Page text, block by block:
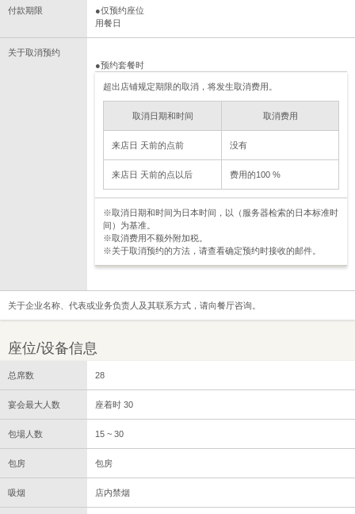
付款期限
●仅预约座位
用餐日
关于取消预约
●预约套餐时
超出店铺规定期限的取消，将发生取消费用。
取消日期和时间 取消费用
来店日 天前的点前 没有
来店日 天前的点以后 费用的100 %
※取消日期和时间为日本时间，以（服务器检索的日本标准时
间）为基准。
※取消费用不额外附加税。
※关于取消预约的方法，请查看确定预约时接收的邮件。
关于企业名称、代表或业务负责人及其联系方式，请向餐厅咨询。
座位/设备信息
总席数 28
宴会最大人数 座着时 30
包場人数 15 ~ 30
包房 包房
吸烟 店内禁烟